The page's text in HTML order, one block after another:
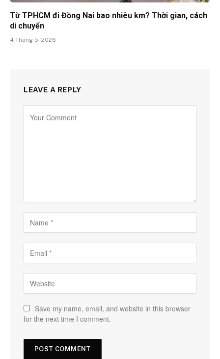
Từ TPHCM đi Đồng Nai bao nhiêu km? Thời gian, cách
di chuyển
4 Tháng 5, 2026
LEAVE A REPLY
Save my name, email, and website in this browser
for the next time I comment.